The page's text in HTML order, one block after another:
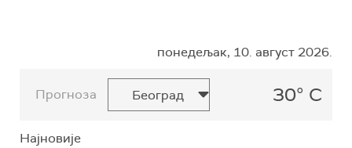
понедељак, 10. август 2026.
Прогноза 30° C
Најновије